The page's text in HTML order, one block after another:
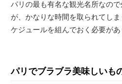
パリの最も有名な観光名所なの
が、かなりな時間を取られてし
ケジュールを組んでおく必要があ
パリでブラブラ美味しいも